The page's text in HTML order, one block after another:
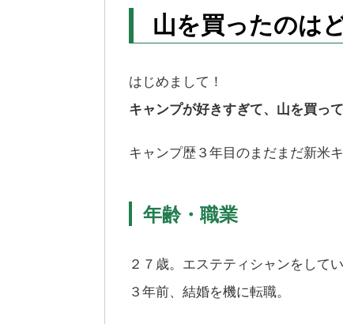
山を買ったのは
はじめまして！
キャンプが好きすぎて、山を買っ
キャンプ歴３年目のまだまだ新米
年齢・職業
２７歳。エステティシャンをしてい
３年前、結婚を機に転職。